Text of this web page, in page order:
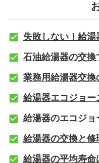
失敗しない！給
石油給湯器の交換
業務用給湯器交換
給湯器エコジョ
給湯器のエコジ
給湯器の交換と修
給湯器の平均寿命